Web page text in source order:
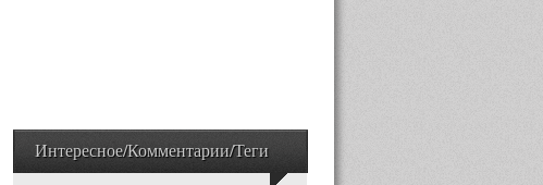
Интересное/Комментарии/Теги